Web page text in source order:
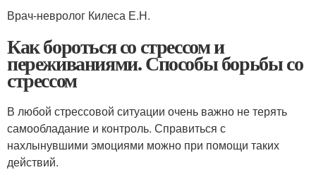
Врач-невролог Килеса Е.Н.
Как бороться со стрессом и
переживаниями. Способы борьбы со
стрессом
В любой стрессовой ситуации очень важно не терять
самообладание и контроль. Справиться с
нахлынувшими эмоциями можно при помощи таких
действий.